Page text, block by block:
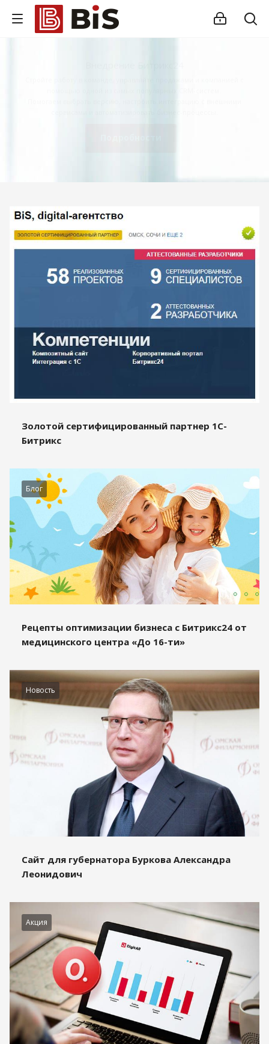
Золотой сертифицированный партнер 1С-
Битрикс
Блог
Рецепты оптимизации бизнеса с Битрикс24 от
медицинского центра «До 16-ти»
Новость
Сайт для губернатора Буркова Александра
Леонидович
Акция